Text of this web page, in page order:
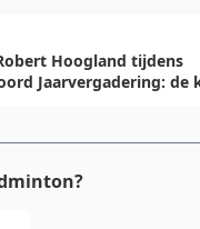
Hoogland tijdens
Jaarvergadering: de